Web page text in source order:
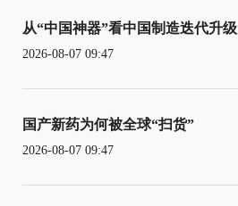
从“中国神器”看中国制造迭代升级
2026-08-07 09:47
国产新药为何被全球“扫货”
2026-08-07 09:47